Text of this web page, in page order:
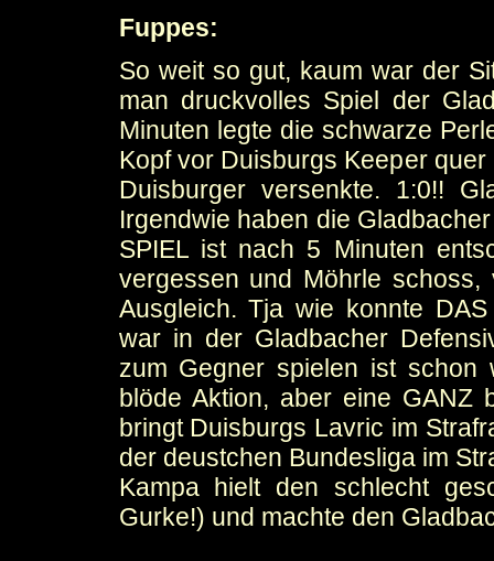
Fuppes:
So weit so gut, kaum war der
man druckvolles Spiel der
Minuten legte die schwarze
Kopf vor Duisburgs Keeper
Duisburger versenkte. 1:0!!
Irgendwie haben die
SPIEL ist nach 5 Minuten
vergessen und Möhrle
Ausgleich. Tja wie konnte
war in der Gladbacher
zum Gegner spielen ist schon
blöde Aktion, aber eine GANZ
bringt Duisburgs Lavric im
der deustchen Bundesliga im
Kampa hielt den schlecht
Gurke!) und machte den